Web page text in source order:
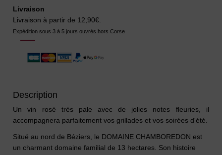
Livraison
Livraison à partir de 12,90€.
Expédition sous 3 à 5 jours ouvrés hors Corse
Description
Un vin rosé très pale avec de jolies notes fleuries, il
accompagnera parfaitement vos grillades et vos soirées d'été.
Situé au nord de Béziers, le DOMAINE CHAMBOREDON est
un charmant domaine familial de 13 hectares. Son histoire